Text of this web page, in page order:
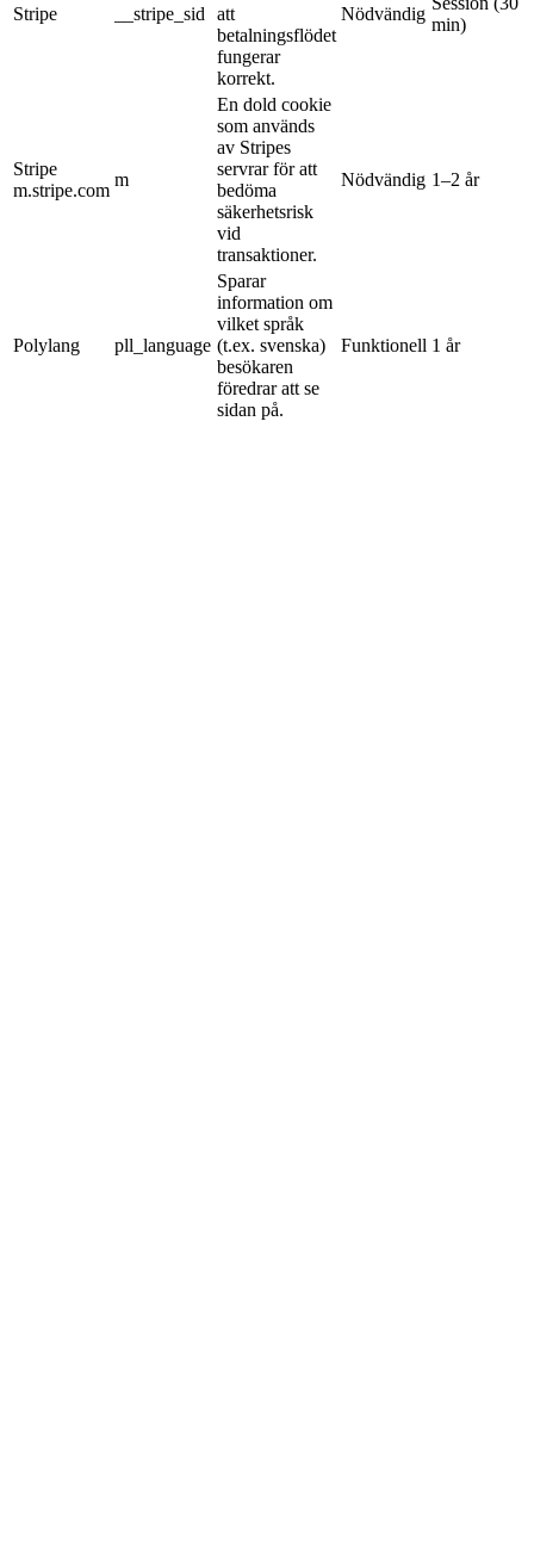
Stripe __stripe_sid
att
betalningsflödet
fungerar
korrekt.
Nödvändig
min)
Stripe
m.stripe.com
m
En dold cookie
som används
av Stripes
servrar för att
bedöma
säkerhetsrisk
vid
transaktioner.
Nödvändig 1–2 år
Polylang pll_language
Sparar
information om
vilket språk
(t.ex. svenska)
besökaren
föredrar att se
sidan på.
Funktionell 1 år